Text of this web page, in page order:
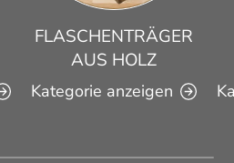
FLASCHENTRÄGER
AUS HOLZ
Kategorie anzeigen